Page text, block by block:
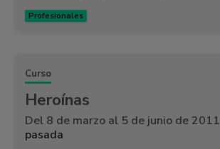
Profesionales
Curso
Heroínas
Del 8 de marzo al 5 de junio de 2011
pasada